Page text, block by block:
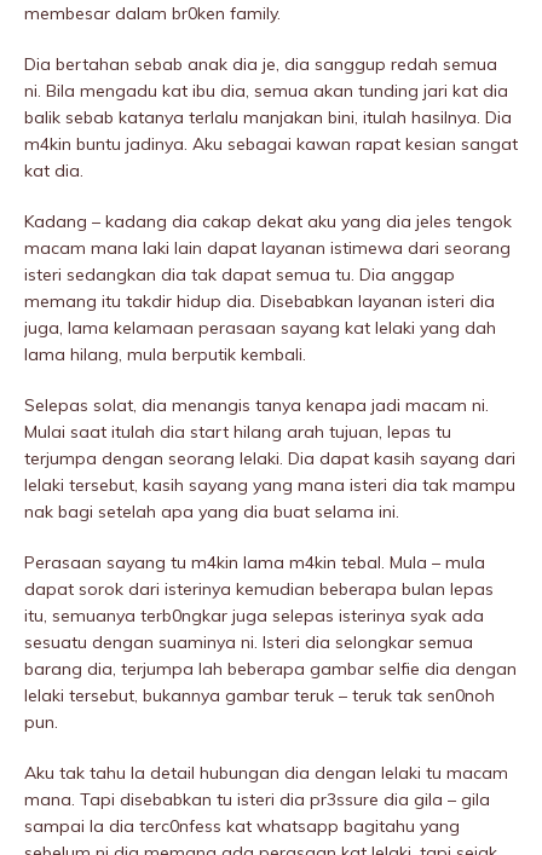
membesar dalam br0ken family.
Dia bertahan sebab anak dia je, dia sanggup redah semua
ni. Bila mengadu kat ibu dia, semua akan tunding jari kat dia
balik sebab katanya terlalu manjakan bini, itulah hasilnya. Dia
m4kin buntu jadinya. Aku sebagai kawan rapat kesian sangat
kat dia.
Kadang – kadang dia cakap dekat aku yang dia jeles tengok
macam mana laki lain dapat layanan istimewa dari seorang
isteri sedangkan dia tak dapat semua tu. Dia anggap
memang itu takdir hidup dia. Disebabkan layanan isteri dia
juga, lama kelamaan perasaan sayang kat lelaki yang dah
lama hilang, mula berputik kembali.
Selepas solat, dia menangis tanya kenapa jadi macam ni.
Mulai saat itulah dia start hilang arah tujuan, lepas tu
terjumpa dengan seorang lelaki. Dia dapat kasih sayang dari
lelaki tersebut, kasih sayang yang mana isteri dia tak mampu
nak bagi setelah apa yang dia buat selama ini.
Perasaan sayang tu m4kin lama m4kin tebal. Mula – mula
dapat sorok dari isterinya kemudian beberapa bulan lepas
itu, semuanya terb0ngkar juga selepas isterinya syak ada
sesuatu dengan suaminya ni. Isteri dia seIongkar semua
barang dia, terjumpa lah beberapa gambar selfie dia dengan
lelaki tersebut, bukannya gambar teruk – teruk tak sen0noh
pun.
Aku tak tahu la detail hubungan dia dengan lelaki tu macam
mana. Tapi disebabkan tu isteri dia pr3ssure dia giIa – giIa
sampai la dia terc0nfess kat whatsapp bagitahu yang